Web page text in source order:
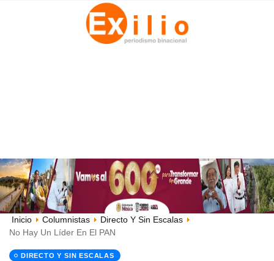
Inicio Columnistas
Directo Y Sin Escalas
No Hay Un Líder En El PAN
DIRECTO Y SIN ESCALAS